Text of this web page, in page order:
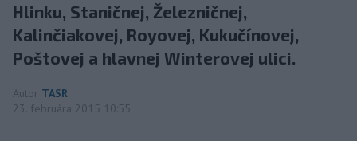
Hlinku, Staničnej, Železničnej,
Kalinčiakovej, Royovej, Kukučínovej,
Poštovej a hlavnej Winterovej ulici.
Autor TASR
23. februára 2015 10:55